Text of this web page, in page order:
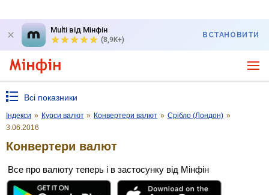
Multi від Мінфін
(8,9K+)
ВСТАНОВИТИ
Всі показники
Індекси » Курси валют » Конвертери валют » Срібло (Лондон) »
3.06.2016
Конвертери валют
Все про валюту теперь і в застосунку від Мінфін